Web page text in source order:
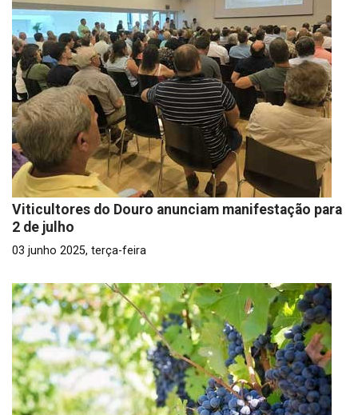
Viticultores do Douro anunciam manifestação para
2 de julho
03 junho 2025, terça-feira